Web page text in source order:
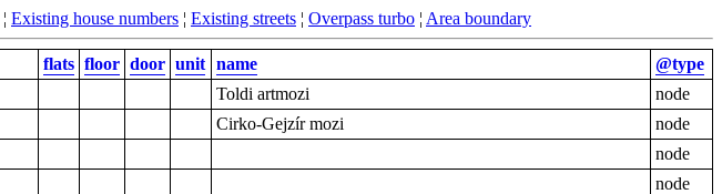
¦ Existing house numbers ¦ Existing streets ¦ Overpass turbo ¦ Area boundary
flats floor door unit name
@type
Toldi artmozi
node
Cirko-Gejzír mozi
node
node
node